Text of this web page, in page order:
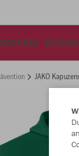
JAKO